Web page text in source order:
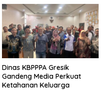
Dinas KBPPPA Gresik
Gandeng Media Perkuat
Ketahanan Keluarga